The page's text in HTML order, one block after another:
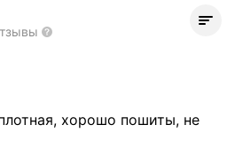
хорошо пошиты, не